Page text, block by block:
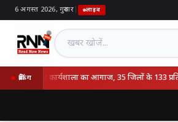
6 अगस्त 2026, गुरुवार| लाइव
ब्रेकिंग
व स्कोरर कार्यशाला का आगाज, 35 जिलों के 133